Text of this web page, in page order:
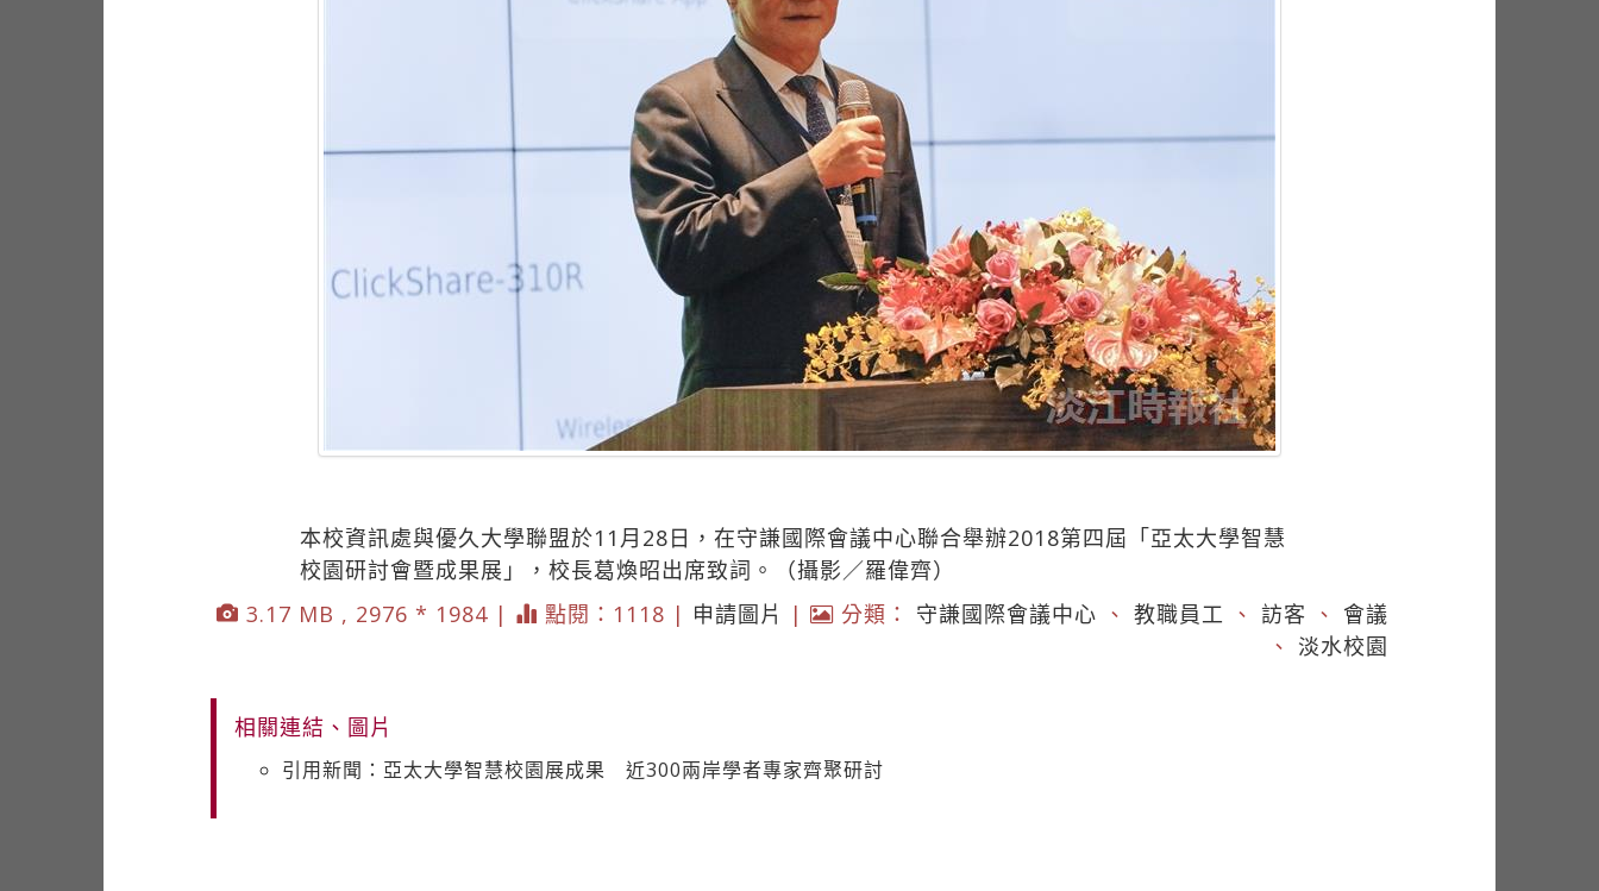
本校資訊處與優久大學聯盟於11月28日，在守謙國際會議中心聯合舉辦2018第四屆「亞太大學智慧
校園研討會暨成果展」，校長葛煥昭出席致詞。（攝影／羅偉齊）
3.17 MB , 2976 * 1984 |
點閱：1118 | 申請圖片 | 分類： 守謙國際會議中心 、 教職員工 、 訪客 、 會議
、 淡水校園
相關連結、圖片
引用新聞：亞太大學智慧校園展成果 近300兩岸學者專家齊聚研討